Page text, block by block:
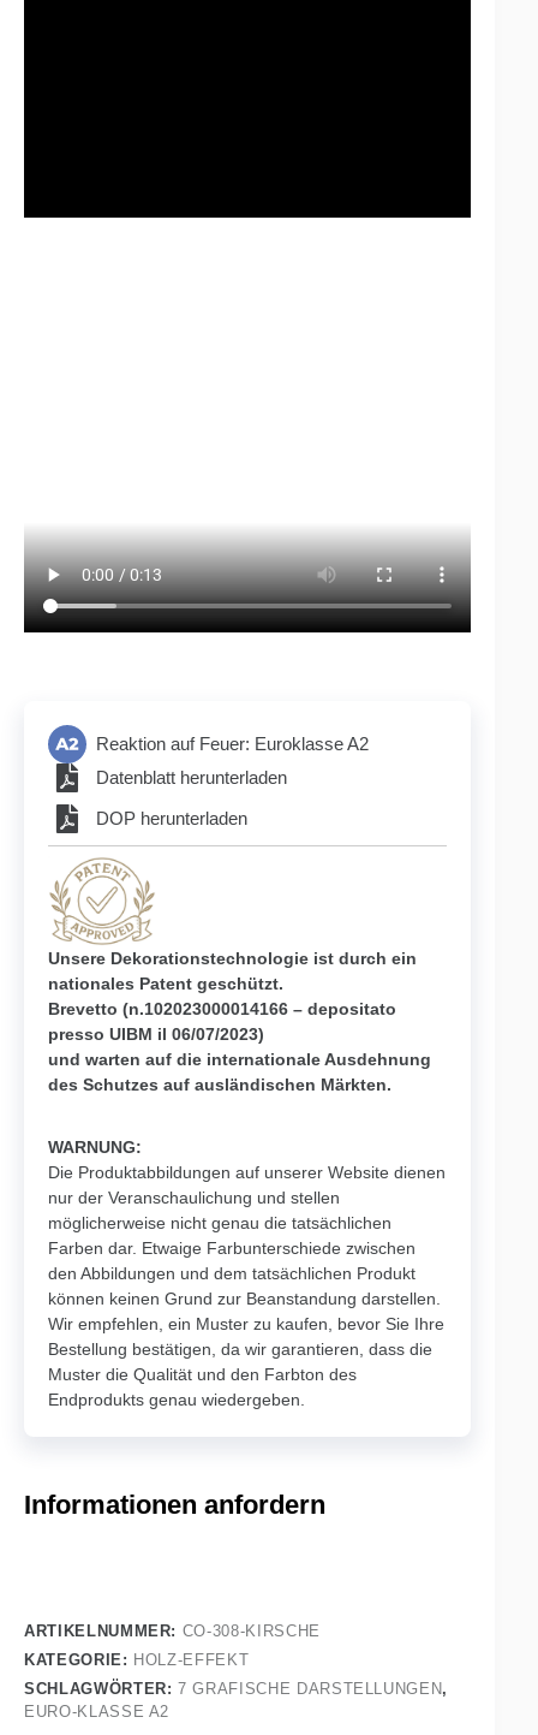
Reaktion auf Feuer: Euroklasse A2
Datenblatt herunterladen
DOP herunterladen
Unsere Dekorationstechnologie ist durch ein
nationales Patent geschützt.
Brevetto (n.102023000014166 – depositato
presso UIBM il 06/07/2023)
und warten auf die internationale Ausdehnung
des Schutzes auf ausländischen Märkten.
WARNUNG:
Die Produktabbildungen auf unserer Website dienen
nur der Veranschaulichung und stellen
möglicherweise nicht genau die tatsächlichen
Farben dar. Etwaige Farbunterschiede zwischen
den Abbildungen und dem tatsächlichen Produkt
können keinen Grund zur Beanstandung darstellen.
Wir empfehlen, ein Muster zu kaufen, bevor Sie Ihre
Bestellung bestätigen, da wir garantieren, dass die
Muster die Qualität und den Farbton des
Endprodukts genau wiedergeben.
Informationen anfordern
ARTIKELNUMMER: CO-308-KIRSCHE
KATEGORIE: HOLZ-EFFEKT
SCHLAGWÖRTER:7 GRAFISCHE DARSTELLUNGEN,
EURO-KLASSE A2